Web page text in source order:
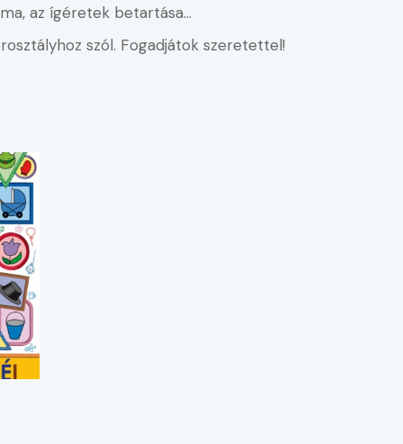
az ígéretek betartása…
szól. Fogadjátok szeretettel!